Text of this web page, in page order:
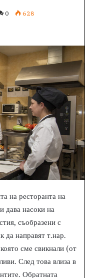
0 628
на ресторанта на
дава насоки на
съобразени с
да направят т.нар.
сме свикнали (от
След това влиза в
Обратната